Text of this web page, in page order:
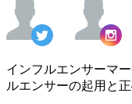
インフルエンサーマ
ルエンサーの起用と